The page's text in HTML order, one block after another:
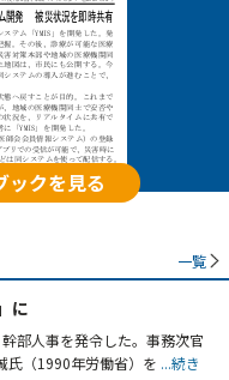
ックを見る
一覧
に
部人事を発令した。事務次官
氏（1990年労働省）を ...続き